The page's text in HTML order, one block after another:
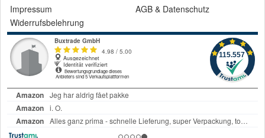
Impressum
AGB & Datenschutz
Widerrufsbelehrung